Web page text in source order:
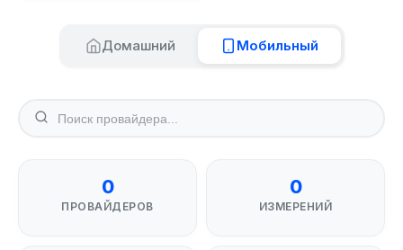
Домашний Мобильный
0
ПРОВАЙДЕРОВ
0
ИЗМЕРЕНИЙ